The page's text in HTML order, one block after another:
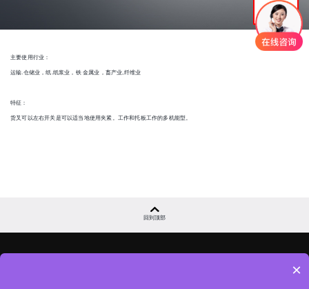
主要使用行业：
运输.仓储业，纸.纸浆业，铁 金属业，畜产业,纤维业
特征：
货叉可以左右开关是可以适当地使用夹紧。工作和托板工作的多机能型。
回到顶部
×